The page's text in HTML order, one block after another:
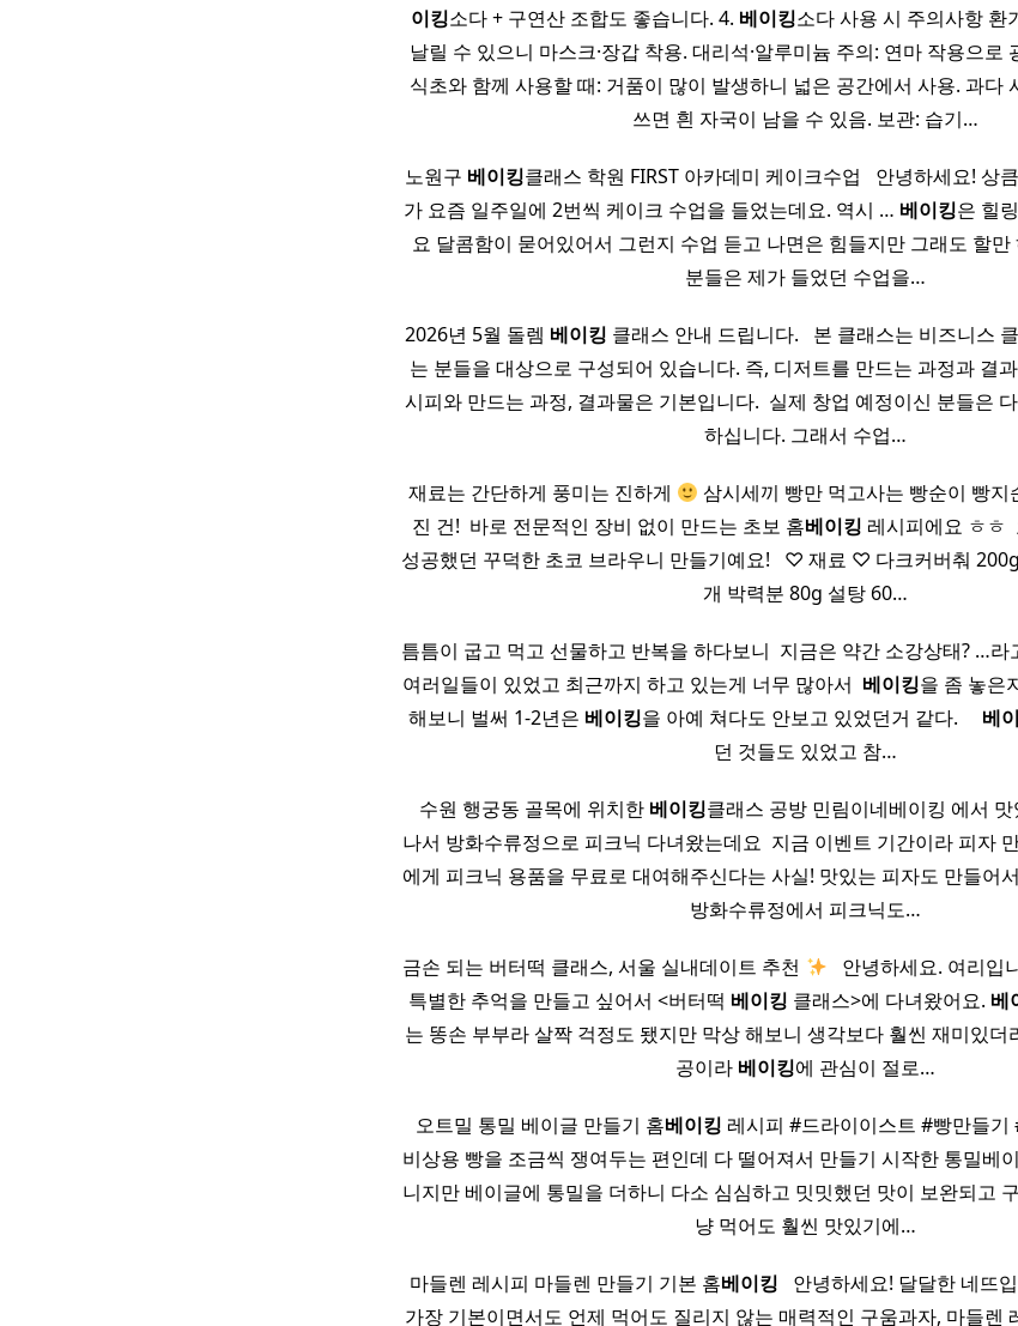
이킹소다 + 구연산 조합도 좋습니다. 4. 베이킹소다 사용 시 주의사항 환
날릴 수 있으니 마스크·장갑 착용. 대리석·알루미늄 주의: 연마 작용으로
식초와 함께 사용할 때: 거품이 많이 발생하니 넓은 공간에서 사용. 과다
쓰면 흰 자국이 남을 수 있음. 보관: 습기…
노원구 베이킹클래스 학원 FIRST 아카데미 케이크수업 ​ ​ 안녕하세요! 상
가 요즘 일주일에 2번씩 케이크 수업을 들었는데요. 역시 … 베이킹은 힐
요 달콤함이 묻어있어서 그런지 수업 듣고 나면은 힘들지만 그래도 할
분들은 제가 들었던 수업을…
2026년 5월 돌렘 베이킹 클래스 안내 드립니다. ​ ​ 본 클래스는 비즈니스
는 분들을 대상으로 구성되어 있습니다. 즉, 디저트를 만드는 과정과 결
시피와 만드는 과정, 결과물은 기본입니다. ​ 실제 창업 예정이신 분들은
하십니다. 그래서 수업…
재료는 간단하게 풍미는 진하게
삼시세끼 빵만 먹고사는 빵순이 빵
진 건! ​ 바로 전문적인 장비 없이 만드는 초보 홈베이킹 레시피에요 ㅎㅎ
성공했던 꾸덕한 초코 브라우니 만들기예요! ​ ​ ♡ 재료 ♡ 다크커버춰
개 박력분 80g 설탕 60…
틈틈이 굽고 먹고 선물하고 반복을 하다보니 ​ 지금은 약간 소강상태? …라
여러일들이 있었고 최근까지 하고 있는게 너무 많아서 ​ 베이킹을 좀 놓은
해보니 벌써 1-2년은 베이킹을 아예 쳐다도 안보고 있었던거 같다. ​ ​ ​ ​ 베
던 것들도 있었고 참…
​ ​ 수원 행궁동 골목에 위치한 베이킹클래스 공방 민림이네베이킹 에서
나서 방화수류정으로 피크닉 다녀왔는데요 ​ 지금 이벤트 기간이라 피자
에게 피크닉 용품을 무료로 대여해주신다는 사실! 맛있는 피자도 만들어
방화수류정에서 피크닉도…
금손 되는 버터떡 클래스, 서울 실내데이트 추천
안녕하세요. 여리입
특별한 추억을 만들고 싶어서 <버터떡 베이킹 클래스>에 다녀왔어요. 베
는 똥손 부부라 살짝 걱정도 됐지만 막상 해보니 생각보다 훨씬 재미있더
공이라 베이킹에 관심이 절로…
​ ​ ​ 오트밀 통밀 베이글 만들기 홈베이킹 레시피 #드라이이스트 #빵만들기
비상용 빵을 조금씩 쟁여두는 편인데 다 떨어져서 만들기 시작한 통밀베
니지만 베이글에 통밀을 더하니 다소 심심하고 밋밋했던 맛이 보완되고
냥 먹어도 훨씬 맛있기에…
​ 마들렌 레시피 마들렌 만들기 기본 홈베이킹 안녕하세요! 달달한 네뜨
가장 기본이면서도 언제 먹어도 질리지 않는 매력적인 구움과자, 마들렌